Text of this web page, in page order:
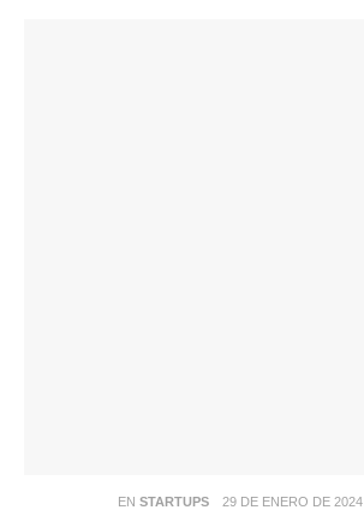
EN STARTUPS 29 DE ENERO DE 2024